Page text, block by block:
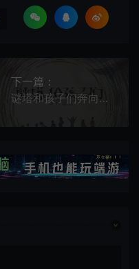
下一篇：
谜塔和孩子们奔向塔底(Arcana of Paradise: The Tower)简中|PC|SLG|手绘风卡牌策略游戏